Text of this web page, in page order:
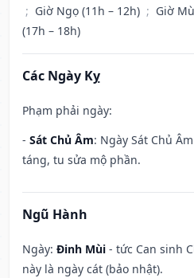
; Giờ Ngọ (11h – 12h) ; Giờ
(17h – 18h)
Các Ngày Kỵ
Phạm phải ngày:
- Sát Chủ Âm: Ngày Sát Chủ
táng, tu sửa mộ phần.
Ngũ Hành
Ngày: Đinh Mùi - tức Can sinh
này là ngày cát (bảo nhật).